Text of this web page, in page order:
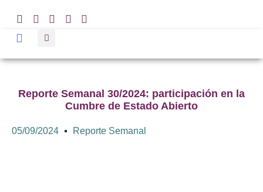
Reporte Semanal 30/2024: participación en la
Cumbre de Estado Abierto
05/09/2024 Reporte Semanal